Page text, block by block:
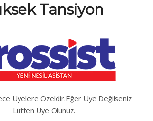
Tansiyon
Üyelere Özeldir.Eğer Üye Değilseniz
Lütfen Üye Olunuz.